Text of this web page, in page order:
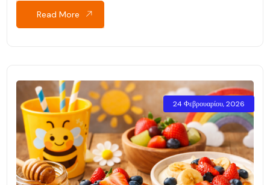
Read More
24 Φεβρουαρίου, 2026